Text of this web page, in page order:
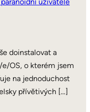
doinstalovat a
e/OS, o kterém jsem
na jednoduchost
přívětivých […]